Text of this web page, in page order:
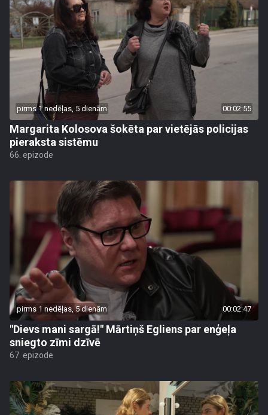
pirms 1 nedēļas, 5 dienām 00:02:55
Margarita Kolosova šokēta par vietējās policijas
pieraksta sistēmu
66. epizode
pirms 1 nedēļas, 5 dienām 00:02:47
"Dievs mani sargā!" Mārtiņš Egliens par enģeļa
sniegto zīmi dzīvē
67. epizode